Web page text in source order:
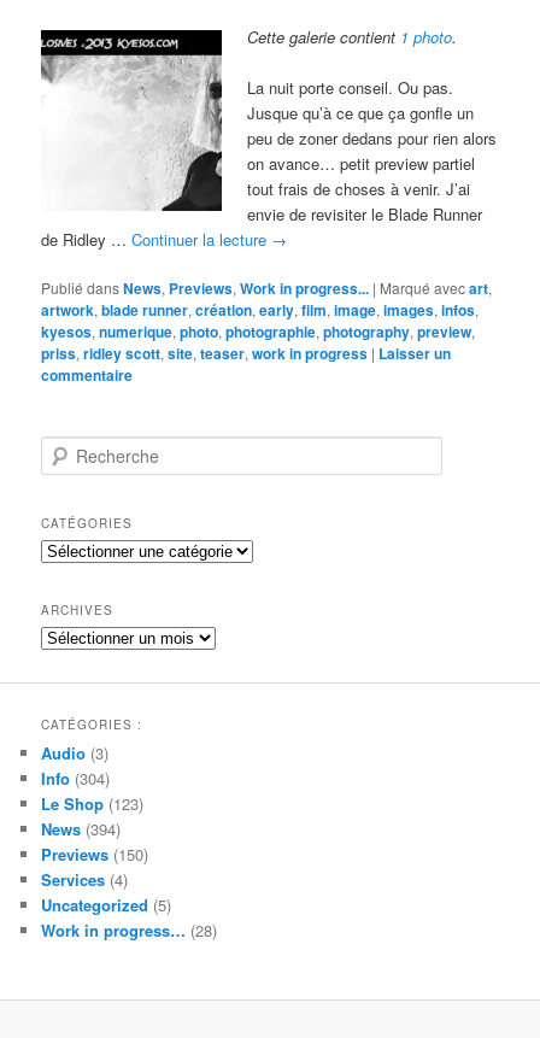
Cette galerie contient 1 photo.
La nuit porte conseil. Ou pas.
Jusque qu’à ce que ça gonfle un
peu de zoner dedans pour rien alors
on avance… petit preview partiel
tout frais de choses à venir. J’ai
envie de revisiter le Blade Runner
de Ridley …Continuer la lecture →
Publié dansNews, Previews,Work in progress... | Marqué avecart,
artwork,blade runner,création,early,film,image,images,infos,
kyesos,numerique,photo,photographie,photography,preview,
priss,ridley scott,site,teaser,work in progress | Laisser un
commentaire
e
h
e
r
h
e
CATÉGORIES
Catégories
ARCHIVES
Archives
CATÉGORIES :
Audio (3)
Info (304)
Le Shop (123)
News (394)
Previews (150)
Services (4)
Uncategorized (5)
Work in progress… (28)